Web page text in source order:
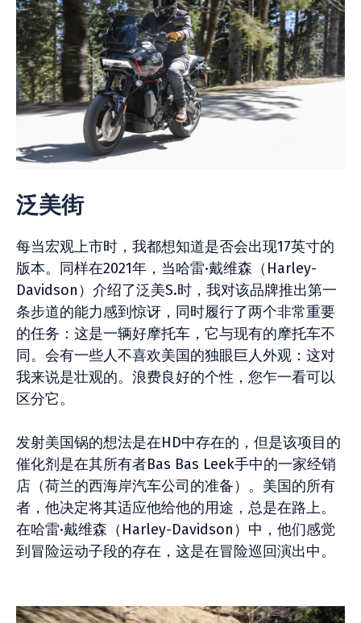
泛美街
每当宏观上市时，我都想知道是否会出现17英寸的
版本。同样在2021年，当哈雷·戴维森（Harley-
Davidson）介绍了泛美S.时，我对该品牌推出第一
条步道的能力感到惊讶，同时履行了两个非常重要
的任务：这是一辆好摩托车，它与现有的摩托车不
同。会有一些人不喜欢美国的独眼巨人外观：这对
我来说是壮观的。浪费良好的个性，您乍一看可以
区分它。
发射美国锅的想法是在HD中存在的，但是该项目的
催化剂是在其所有者Bas Bas Leek手中的一家经销
店（荷兰的西海岸汽车公司的准备）。美国的所有
者，他决定将其适应他给他的用途，总是在路上。
在哈雷·戴维森（Harley-Davidson）中，他们感觉
到冒险运动子段的存在，这是在冒险巡回演出中。